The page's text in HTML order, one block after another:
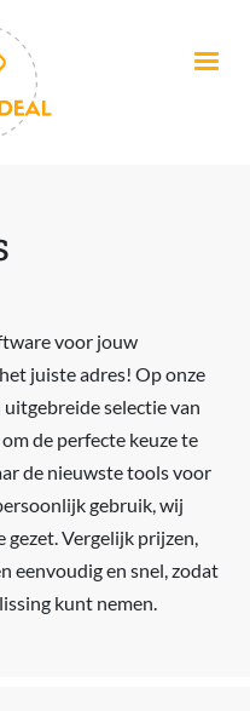
voor jouw
juiste adres! Op onze
selectie van
de perfecte keuze te
de nieuwste tools voor
gebruik, wij
gezet. Vergelijk prijzen,
eenvoudig en snel, zodat
kunt nemen.